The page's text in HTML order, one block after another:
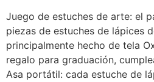
Juego de estuches de arte: el
piezas de estuches de lápices
principalmente hecho de tela
regalo para graduación,
Asa portátil: cada estuche de